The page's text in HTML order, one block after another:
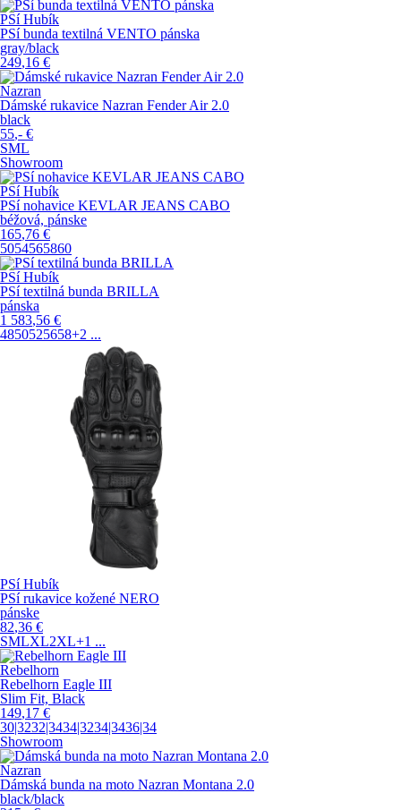
PSí Hubík
PSí bunda textilná VENTO pánska
gray/black
249,16 €
Nazran
Dámské rukavice Nazran Fender Air 2.0
black
55,- €
SML
Showroom
PSí Hubík
PSí nohavice KEVLAR JEANS CABO
béžová, pánske
165,76 €
5054565860
PSí Hubík
PSí textilná bunda BRILLA
pánska
1 583,56 €
4850525658+2 ...
PSí Hubík
PSí rukavice kožené NERO
pánske
82,36 €
SMLXL2XL+1 ...
Rebelhorn
Rebelhorn Eagle III
Slim Fit, Black
149,17 €
30|3232|3434|3234|3436|34
Showroom
Nazran
Dámská bunda na moto Nazran Montana 2.0
black/black